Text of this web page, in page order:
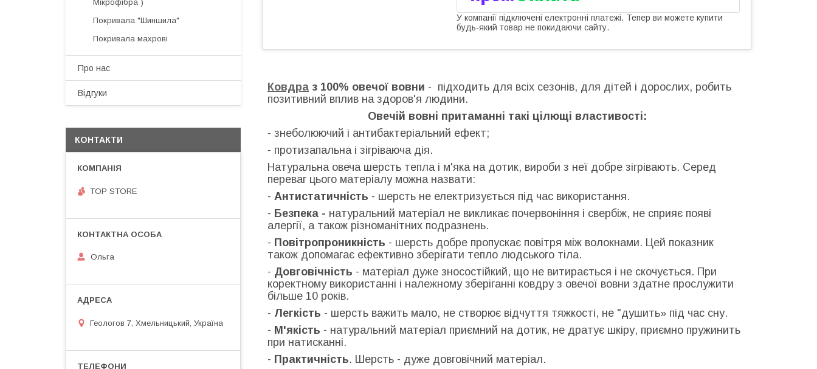
У компанії підключені електронні платежі. Тепер ви можете купити
будь-який товар не покидаючи сайту.
Ковдра з 100% овечої вовни - підходить для всіх сезонів, для дітей і дорослих, робить
позитивний вплив на здоров'я людини.
Овечій вовні притаманні такі цілющі властивості:
- знеболюючий і антибактеріальний ефект;
- протизапальна і зігріваюча дія.
Натуральна овеча шерсть тепла і м'яка на дотик, вироби з неї добре зігрівають. Серед
переваг цього матеріалу можна назвати:
- Антистатичність - шерсть не електризується під час використання.
- Безпека - натуральний матеріал не викликає почервоніння і свербіж, не сприяє появі
алергії, а також різноманітних подразнень.
- Повітропроникність - шерсть добре пропускає повітря між волокнами. Цей показник
також допомагає ефективно зберігати тепло людського тіла.
- Довговічність - матеріал дуже зносостійкий, що не витирається і не скочується. При
коректному використанні і належному зберіганні ковдру з овечої вовни здатне прослужити
більше 10 років.
- Легкість - шерсть важить мало, не створює відчуття тяжкості, не "душить» під час сну.
- М'якість - натуральний матеріал приємний на дотик, не дратує шкіру, приємно пружинить
при натисканні.
- Практичність. Шерсть - дуже довговічний матеріал.
Мікрофібра )
Покривала "Шиншила"
Покривала махрові
Про нас
Відгуки
КОНТАКТИ
TOP STORE
Ольга
Геологов 7, Хмельницький, Україна